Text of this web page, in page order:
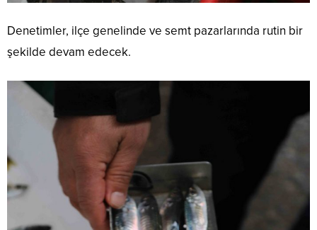
Denetimler, ilçe genelinde ve semt pazarlarında rutin bir
şekilde devam edecek.